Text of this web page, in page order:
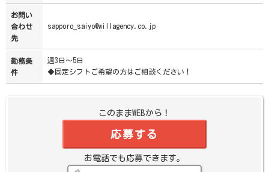
お問い
合わせ
先
sapporo_saiyo@willagency.co.jp
勤務条
件
週3日～5日
◆固定シフトご希望の方はご相談ください！
このままWEBから！
応募する
お電話でも応募できます。